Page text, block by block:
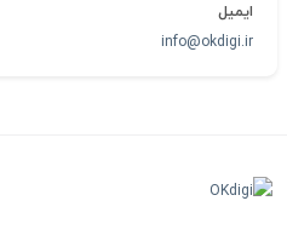
ایمیل
info@okdigi.ir